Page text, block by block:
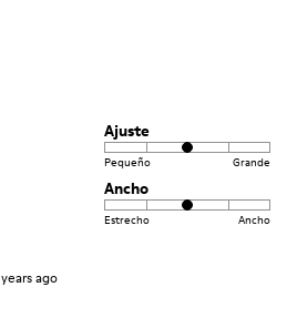
Ajuste
Pequeño Grande
Ancho
Estrecho Ancho
ago